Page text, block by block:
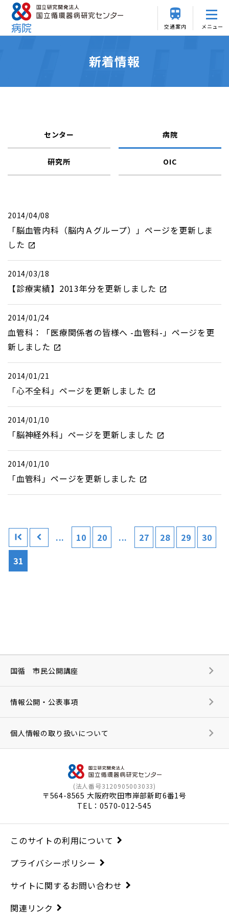
交通案内 メニュー
新着情報
センター 病院
研究所 OIC
2014/04/08
「脳血管内科（脳内Ａグループ）」ページを更新しま
した
2014/03/18
【診療実績】2013年分を更新しました
2014/01/24
血管科：「医療関係者の皆様へ -血管科-」ページを更
新しました
2014/01/21
「心不全科」ページを更新しました
2014/01/10
「脳神経外科」ページを更新しました
2014/01/10
「血管科」ページを更新しました
... 10 20 ... 27 28 29
30
31
(法人番号3120905003033)
〒564-8565 大阪府吹田市岸部新町6番1号
TEL：0570-012-545
国循 市民公開講座
情報公開・公表事項
個人情報の取り扱いについて
このサイトの利用について
プライバシーポリシー
サイトに関するお問い合わせ
関連リンク